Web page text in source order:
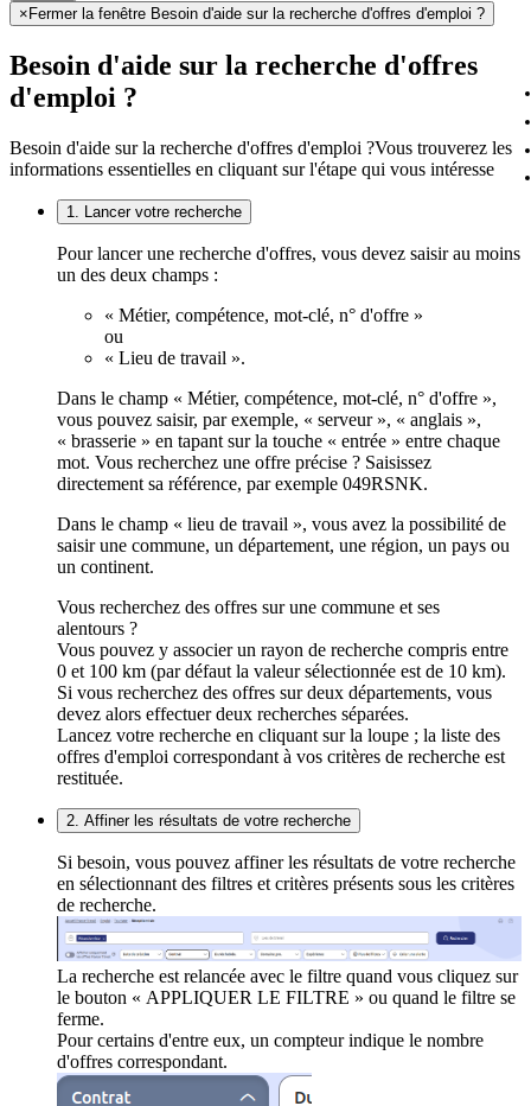
× Fermer la fenêtre Besoin d'aide sur la recherche d'offres d'emploi ?
Besoin d'aide sur la recherche d'offres
d'emploi ?
Besoin d'aide sur la recherche d'offres d'emploi ?Vous trouverez les
informations essentielles en cliquant sur l'étape qui vous intéresse
1. Lancer votre recherche
Pour lancer une recherche d'offres, vous devez saisir au moins
un des deux champs :
« Métier, compétence, mot-clé, n° d'offre »
ou
« Lieu de travail ».
Dans le champ « Métier, compétence, mot-clé, n° d'offre »,
vous pouvez saisir, par exemple, « serveur », « anglais »,
« brasserie » en tapant sur la touche « entrée » entre chaque
mot. Vous recherchez une offre précise ? Saisissez
directement sa référence, par exemple 049RSNK.
Dans le champ « lieu de travail », vous avez la possibilité de
saisir une commune, un département, une région, un pays ou
un continent.
Vous recherchez des offres sur une commune et ses
alentours ?
Vous pouvez y associer un rayon de recherche compris entre
0 et 100 km (par défaut la valeur sélectionnée est de 10 km).
Si vous recherchez des offres sur deux départements, vous
devez alors effectuer deux recherches séparées.
Lancez votre recherche en cliquant sur la loupe ; la liste des
offres d'emploi correspondant à vos critères de recherche est
restituée.
2. Affiner les résultats de votre recherche
Si besoin, vous pouvez affiner les résultats de votre recherche
en sélectionnant des filtres et critères présents sous les critères
de recherche.
La recherche est relancée avec le filtre quand vous cliquez sur
le bouton « APPLIQUER LE FILTRE » ou quand le filtre se
ferme.
Pour certains d'entre eux, un compteur indique le nombre
d'offres correspondant.